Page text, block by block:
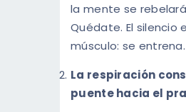
la mente se
Quédate. El silencio
músculo: se entrena.
La respiración
puente hacia el